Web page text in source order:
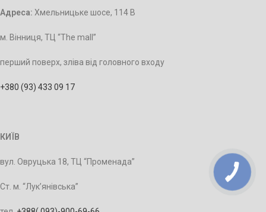
Адреса: Хмельницьке шосе, 114 В
м. Вінниця, ТЦ “The mall”
перший поверх, зліва від головного входу
+380 (93) 433 09 17
КИЇВ
вул. Овруцька 18, ТЦ “Променада”
Ст. м. “Лук’янівська”